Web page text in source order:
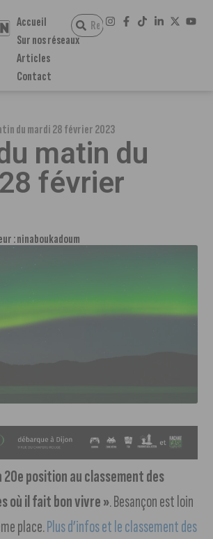
Accueil
Sur nos réseaux
Articles
Contact
du mardi 28 février 2023
matin du
février
:ninaboukadoum
20e position au classement des
où il fait bon vivre ». Besançon est loin
place.Plus d’infos et le classement des